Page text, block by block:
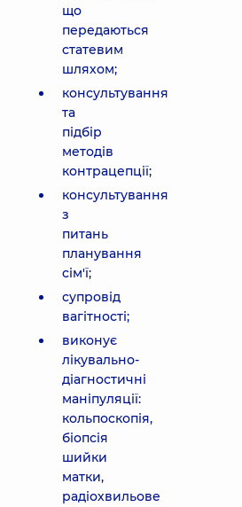
що
передаються
статевим
шляхом;
консультування
та
підбір
методів
контрацепції;
консультування
з
питань
планування
сім'ї;
супровід
вагітності;
виконує
лікувально-
діагностичні
маніпуляції:
кольпоскопія,
біопсія
шийки
матки,
радіохвильове